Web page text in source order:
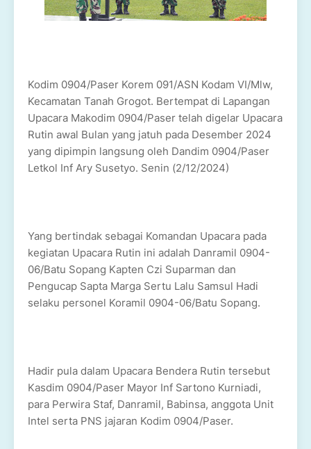
Kodim 0904/Paser Korem 091/ASN Kodam VI/Mlw,
Kecamatan Tanah Grogot. Bertempat di Lapangan
Upacara Makodim 0904/Paser telah digelar Upacara
Rutin awal Bulan yang jatuh pada Desember 2024
yang dipimpin langsung oleh Dandim 0904/Paser
Letkol Inf Ary Susetyo. Senin (2/12/2024)
Yang bertindak sebagai Komandan Upacara pada
kegiatan Upacara Rutin ini adalah Danramil 0904-
06/Batu Sopang Kapten Czi Suparman dan
Pengucap Sapta Marga Sertu Lalu Samsul Hadi
selaku personel Koramil 0904-06/Batu Sopang.
Hadir pula dalam Upacara Bendera Rutin tersebut
Kasdim 0904/Paser Mayor Inf Sartono Kurniadi,
para Perwira Staf, Danramil, Babinsa, anggota Unit
Intel serta PNS jajaran Kodim 0904/Paser.